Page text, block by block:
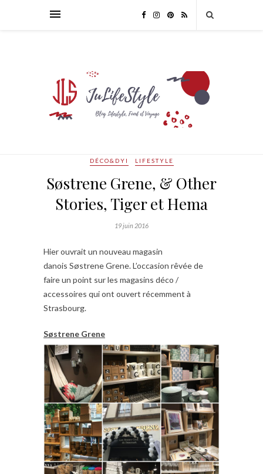
DÉCO&DYI LIFESTYLE
Søstrene Grene, & Other
Stories, Tiger et Hema
19 juin 2016
Hier ouvrait un nouveau magasin
danois Søstrene Grene. L’occasion rêvée de
faire un point sur les magasins déco /
accessoires qui ont ouvert récemment à
Strasbourg.
Søstrene Grene